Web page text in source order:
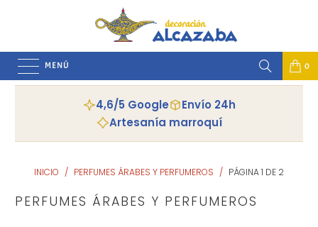
MENÚ 0
4,6/5 Google
Envío 24h
Artesanía marroquí
INICIO / PERFUMES ÁRABES Y PERFUMEROS / PÁGINA 1 DE 2
PERFUMES ÁRABES Y PERFUMEROS